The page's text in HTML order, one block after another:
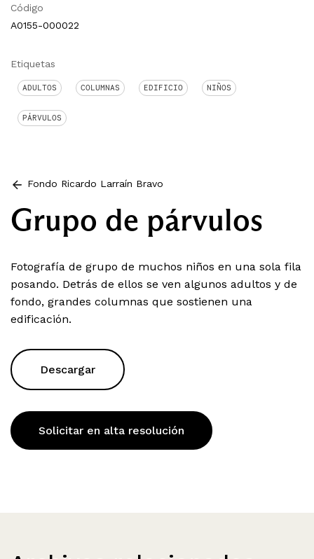
Código
A0155-000022
Etiquetas
ADULTOS COLUMNAS EDIFICIO NIÑOS
PÁRVULOS
Fondo Ricardo Larraín Bravo
Grupo de párvulos
Fotografía de grupo de muchos niños en una sola fila
posando. Detrás de ellos se ven algunos adultos y de
fondo, grandes columnas que sostienen una
edificación.
Descargar
Solicitar en alta resolución